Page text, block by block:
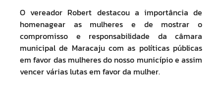
O vereador Robert destacou a importância de
homenagear as mulheres e de mostrar o
compromisso e responsabilidade da câmara
municipal de Maracaju com as políticas públicas
em favor das mulheres do nosso município e assim
vencer várias lutas em favor da mulher.